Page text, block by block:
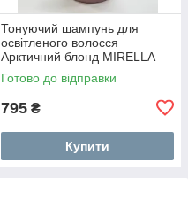
Тонуючий шампунь для
освітленого волосся
Арктичний блонд MIRELLA
Your BLONDesty Arctic 1000
мл
Готово до відправки
795 ₴
Купити